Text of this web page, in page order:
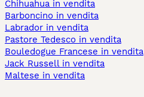
Chihuahua in vendita
Barboncino in vendita
Labrador in vendita
Pastore Tedesco in vendita
Bouledogue Francese in vendita
Jack Russell in vendita
Maltese in vendita